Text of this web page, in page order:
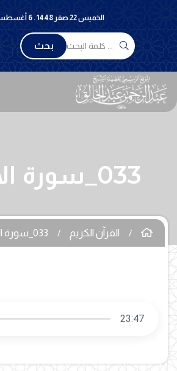
الخميس 22 صفر 1448 . 6 أغسطس 2026
بحث
033_سورة الأحزاب
القرآن الكريم 033_سورة الأحزاب
23:47